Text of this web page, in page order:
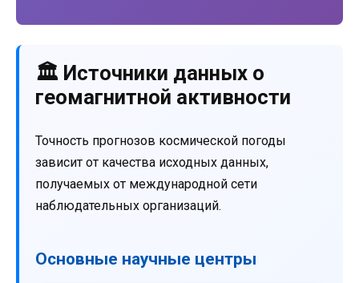
🏛️ Источники данных о
геомагнитной активности
Точность прогнозов космической погоды
зависит от качества исходных данных,
получаемых от международной сети
наблюдательных организаций.
Основные научные центры